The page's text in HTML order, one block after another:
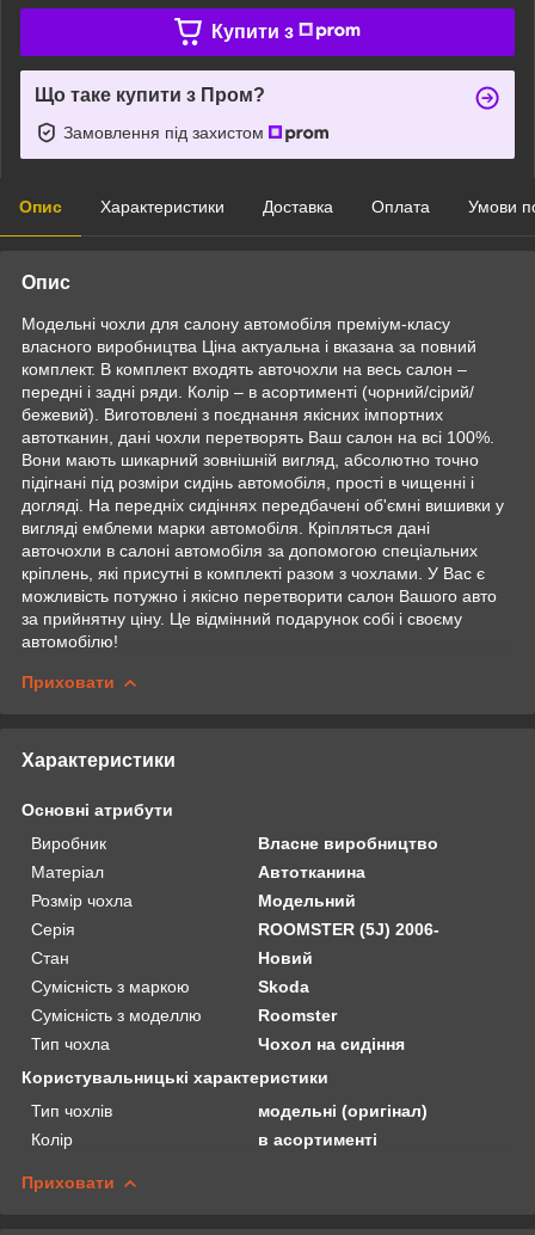
Купити з
Що таке купити з Пром?
Замовлення під захистом
Опис Характеристики Доставка Оплата Умови
Опис
Модельні чохли для салону автомобіля преміум-класу
власного виробництва Ціна актуальна і вказана за повний
комплект. В комплект входять авточохли на весь салон –
передні і задні ряди. Колір – в асортименті (чорний/сірий/
бежевий). Виготовлені з поєднання якісних імпортних
автотканин, дані чохли перетворять Ваш салон на всі 100%.
Вони мають шикарний зовнішній вигляд, абсолютно точно
підігнані під розміри сидінь автомобіля, прості в чищенні і
догляді. На передніх сидіннях передбачені об'ємні вишивки у
вигляді емблеми марки автомобіля. Кріпляться дані
авточохли в салоні автомобіля за допомогою спеціальних
кріплень, які присутні в комплекті разом з чохлами. У Вас є
можливість потужно і якісно перетворити салон Вашого авто
за прийнятну ціну. Це відмінний подарунок собі і своєму
автомобілю!
Приховати
Характеристики
Основні атрибути
Виробник
Власне виробництво
Матеріал
Автотканина
Розмір чохла
Модельний
Серія
ROOMSTER (5J) 2006-
Стан
Новий
Сумісність з маркою
Skoda
Сумісність з моделлю
Roomster
Тип чохла
Чохол на сидіння
Користувальницькі характеристики
Тип чохлів
модельні (оригінал)
Колір
в асортименті
Приховати